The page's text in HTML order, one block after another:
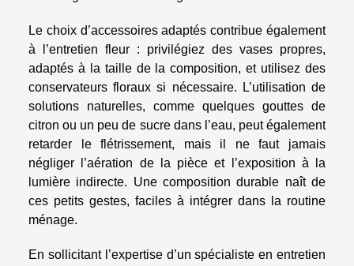
Le choix d’accessoires adaptés contribue également
à l’entretien fleur : privilégiez des vases propres,
adaptés à la taille de la composition, et utilisez des
conservateurs floraux si nécessaire. L’utilisation de
solutions naturelles, comme quelques gouttes de
citron ou un peu de sucre dans l’eau, peut également
retarder le flétrissement, mais il ne faut jamais
négliger l’aération de la pièce et l’exposition à la
lumière indirecte. Une composition durable naît de
ces petits gestes, faciles à intégrer dans la routine
ménage.
En sollicitant l’expertise d’un spécialiste en entretien